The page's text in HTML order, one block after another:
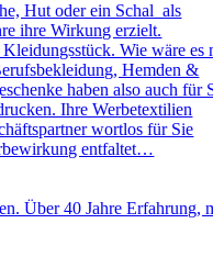
Hut oder ein Schal als
ihre Wirkung erzielt.
Wie wäre es
Hemden &
haben also auch für
Ihre Werbetextilien
wortlos für Sie
entfaltet…
Über 40 Jahre Erfahrung,